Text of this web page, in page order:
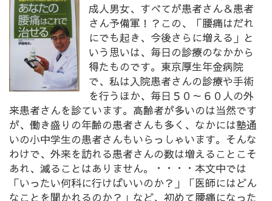
成人男女、すべてが患者さん＆患者
さん予備軍！？この、「腰痛はだれ
にでも起き、今後さらに増える」と
いう思いは、毎日の診療のなかから
得たものです。東京厚生年金病院
で、私は入院患者さんの診療や手術
を行うほか、毎日５０～６０人の外
来患者さんを診ています。高齢者が多いのは当然です
が、働き盛りの年齢の患者さんも多く、なかには塾通
いの小中学生の患者さんもいらっしゃいます。そんな
わけで、外来を訪れる患者さんの数は増えることこそ
あれ、減ることはありません。・・・・本文中では
「いったい何科に行けばいいのか？」「医師にはどん
なことを聞かれるのか？」など、初めて腰痛になった